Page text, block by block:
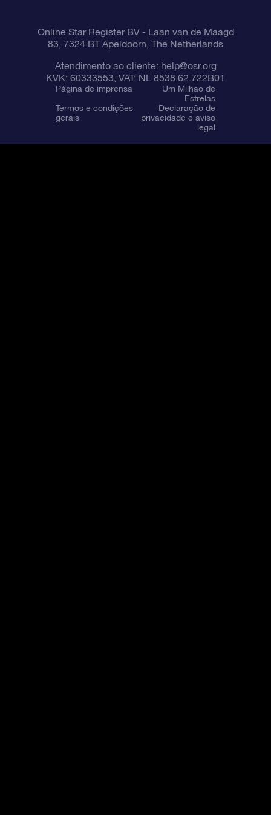
Online Star Register BV- Laan van de Maagd
83, 7324 BT Apeldoorn, The Netherlands
Atendimento ao cliente: help@osr.org
KVK: 60333553, VAT: NL 8538.62.722B01
Página de imprensa
Um Milhão de
Estrelas
Termos e condições
gerais
Declaração de
privacidade e aviso
legal